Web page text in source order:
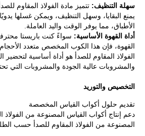
سهلة التنظيف: تتميز مادة الفولاذ المقاوم
يمنع البقايا، وسهل التنظيف، ويمكن غسلها
الأطباق، مما يوفر الوقت واليد العاملة.
أداة القهوة الأساسية: سواءً كنت باريستا
القهوة، فإن هذا الكوب المخصص متعدد
الفولاذ المقاوم للصدأ هو أداة أساسية لتحضير
والمشروبات عالية الجودة والمشروبات التي
التخصيص والتوريد
تقديم حلول أكواب القياس المخصصة
دعم إنتاج أكواب القياس المصنوعة من الفولاذ
المصنوعة من الفولاذ المقاوم للصدأ حسب